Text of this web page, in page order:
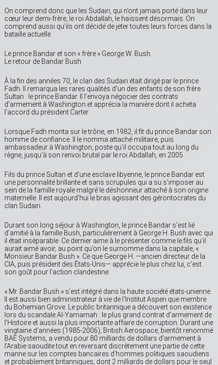
On comprend donc que les Sudairi, qui n’ont jamais porté dans leur
cœur leur demi-frère, le roi Abdallah, le haïssent désormais. On
comprend aussi qu’ils ont décidé de jeter toutes leurs forces dans la
bataille actuelle.
Le prince Bandar et son « frère » George W. Bush.
Le retour de Bandar Bush
À la fin des années 70, le clan des Sudairi était dirigé par le prince
Fadh. Il remarqua les rares qualités d’un des enfants de son frère
Sultan : le prince Bandar. Il l’envoya négocier des contrats
d’armement à Washington et apprécia la manière dont il acheta
l’accord du président Carter.
Lorsque Fadh monta sur le trône, en 1982, il fit du prince Bandar son
homme de confiance. Il le nomma attaché militaire, puis
ambassadeur à Washington, poste qu’il occupa tout au long du
règne, jusqu’à son renvoi brutal par le roi Abdallah, en 2005.
Fils du prince Sultan et d’une esclave libyenne, le prince Bandar est
une personnalité brillante et sans scrupules qui a su s’imposer au
sein de la famille royale malgré le déshonneur attaché à son origine
maternelle. Il est aujourd’hui le bras agissant des gérontocrates du
clan Sudairi.
Durant son long séjour à Washington, le prince Bandar s’est lié
d’amitié à la famille Bush, particulièrement à George H. Bush avec qui
il était inséparable. Ce dernier aime à le présenter comme le fils qu’il
aurait aimé avoir, au point qu’on le surnomme dans la capitale, «
Monsieur Bandar Bush ». Ce que George H. —ancien directeur de la
CIA, puis président des États-Unis— apprécie le plus chez lui, c’est
son goût pour l’action clandestine.
« Mr. Bandar Bush » s’est intégré dans la haute société états-unienne.
Il est aussi bien administrateur à vie de l’Institut Aspen que membre
du Bohemian Grove. Le public britannique a découvert son existence
lors du scandale Al-Yamamah : le plus grand contrat d’armement de
l’Histoire et aussi la plus importante affaire de corruption. Durant une
vingtaine d’années (1985-2006), British Aerospace, bientôt renommé
BAE Systems, a vendu pour 80 milliards de dollars d’armement à
l’Arabie saoudite tout en reversant discrètement une partie de cette
manne sur les comptes bancaires d’hommes politiques saoudiens
et probablement britanniques, dont 2 milliards de dollars pour le seul